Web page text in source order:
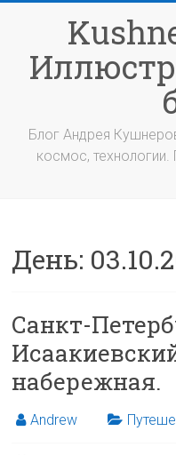
содержимому
Блог Андрея
космос,
День:
Санкт-
набережная.
Andrew